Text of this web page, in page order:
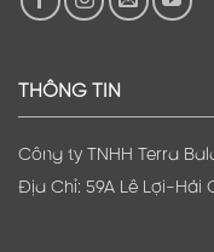
THÔNG TIN
Công ty TNHH Terra
Địa Chỉ: 59A Lê Lợi-Hải